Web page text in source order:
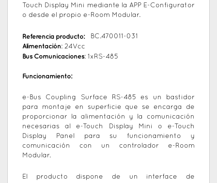
Touch Display Mini mediante la APP E-Configurator
o desde el propio e-Room Modular.
Referencia producto:
BC.470011-031
Alimentación: 24Vcc
Bus Comunicaciones: 1xRS-485
Funcionamiento:
e-Bus Coupling Surface RS-485 es un bastidor
para montaje en superficie que se encarga de
proporcionar la alimentación y la comunicación
necesarias al e-Touch Display Mini o e-Touch
Display Panel para su funcionamiento y
comunicación con un controlador e-Room
Modular.
El producto dispone de un interface de